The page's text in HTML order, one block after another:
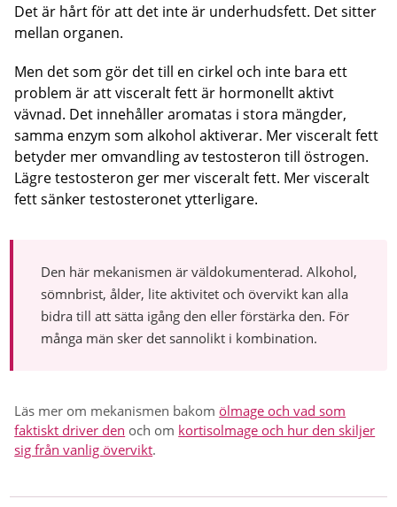
Det är hårt för att det inte är underhudsfett. Det sitter
mellan organen.
Men det som gör det till en cirkel och inte bara ett
problem är att visceralt fett är hormonellt aktivt
vävnad. Det innehåller aromatas i stora mängder,
samma enzym som alkohol aktiverar. Mer visceralt fett
betyder mer omvandling av testosteron till östrogen.
Lägre testosteron ger mer visceralt fett. Mer visceralt
fett sänker testosteronet ytterligare.
Den här mekanismen är väldokumenterad. Alkohol,
sömnbrist, ålder, lite aktivitet och övervikt kan alla
bidra till att sätta igång den eller förstärka den. För
många män sker det sannolikt i kombination.
Läs mer om mekanismen bakomölmage och vad som
faktiskt driver den och om kortisolmage och hur den skiljer
sig från vanlig övervikt.